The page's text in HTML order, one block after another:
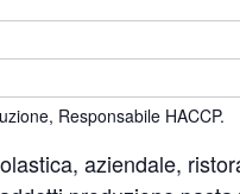
Responsabile HACCP.
aziendale,